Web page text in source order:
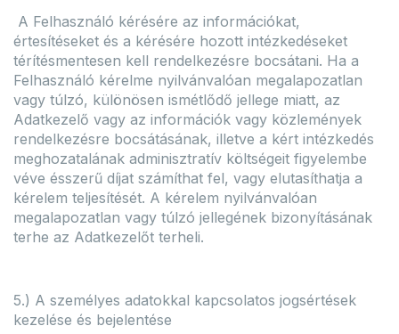
A Felhasználó kérésére az információkat,
értesítéseket és a kérésére hozott intézkedéseket
térítésmentesen kell rendelkezésre bocsátani. Ha a
Felhasználó kérelme nyilvánvalóan megalapozatlan
vagy túlzó, különösen ismétlődő jellege miatt, az
Adatkezelő vagy az információk vagy közlemények
rendelkezésre bocsátásának, illetve a kért intézkedés
meghozatalának adminisztratív költségeit figyelembe
véve ésszerű díjat számíthat fel, vagy elutasíthatja a
kérelem teljesítését. A kérelem nyilvánvalóan
megalapozatlan vagy túlzó jellegének bizonyításának
terhe az Adatkezelőt terheli.
5.) A személyes adatokkal kapcsolatos jogsértések
kezelése és bejelentése